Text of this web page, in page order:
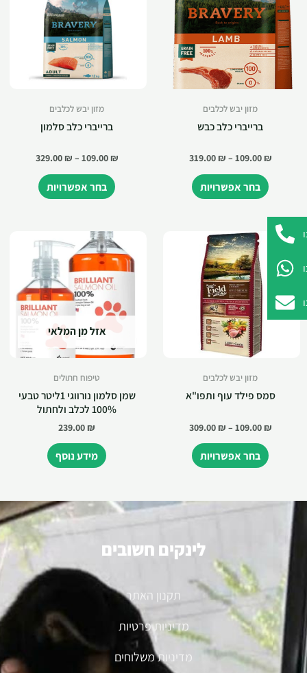
מזון יבש לכלבים
ברייברי כלב כבש
109.00₪
–
319.00₪
בחר אפשרויות
מזון יבש לכלבים
ברייברי כלב סלמון
109.00₪
–
329.00₪
בחר אפשרויות
מזון יבש לכלבים
סמס פילד עוף ותפו"א
109.00₪
–
309.00₪
בחר אפשרויות
אזל מן המלאי
טיפוח חתולים
שמן סלמון נורווגי 1ליטר טבעי
100% לכלב ולחתול
239.00₪
מידע נוסף
לינקים חשובים
תקנון האתר
מדיניות פרטיות
מדיניות משלוחים